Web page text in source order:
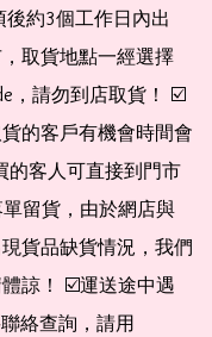
約3個工作日內出
取貨地點一經選擇
，請勿到店取貨！ ☑️
的客戶有機會時間會
的客人可直接到門市
留貨，由於網店與
貨品缺貨情況，我們
諒！ ☑️運送途中遇
絡查詢，請用